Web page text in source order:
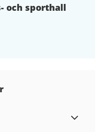
och sporthall